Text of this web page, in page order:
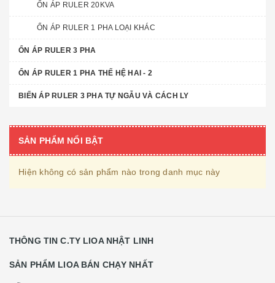
ỔN ÁP RULER 20KVA
ỔN ÁP RULER 1 PHA LOẠI KHÁC
ỔN ÁP RULER 3 PHA
ỔN ÁP RULER 1 PHA THẾ HỆ HAI - 2
BIẾN ÁP RULER 3 PHA TỰ NGẪU VÀ CÁCH LY
SẢN PHẨM NỔI BẬT
Hiện không có sản phẩm nào trong danh mục này
THÔNG TIN C.TY LIOA NHẬT LINH
SẢN PHẨM LIOA BÁN CHẠY NHẤT